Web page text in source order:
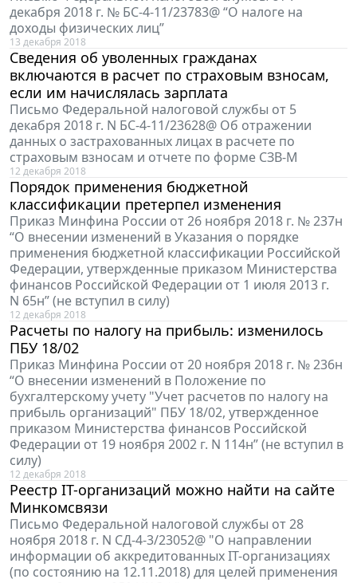
декабря 2018 г. № БС-4-11/23783@ “О налоге на
доходы физических лиц”
13 декабря 2018
Сведения об уволенных гражданах
включаются в расчет по страховым взносам,
если им начислялась зарплата
Письмо Федеральной налоговой службы от 5
декабря 2018 г. N БС-4-11/23628@ Об отражении
данных о застрахованных лицах в расчете по
страховым взносам и отчете по форме СЗВ-М
12 декабря 2018
Порядок применения бюджетной
классификации претерпел изменения
Приказ Минфина России от 26 ноября 2018 г. № 237н
“О внесении изменений в Указания о порядке
применения бюджетной классификации Российской
Федерации, утвержденные приказом Министерства
финансов Российской Федерации от 1 июля 2013 г.
N 65н” (не вступил в силу)
12 декабря 2018
Расчеты по налогу на прибыль: изменилось
ПБУ 18/02
Приказ Минфина России от 20 ноября 2018 г. № 236н
“О внесении изменений в Положение по
бухгалтерскому учету "Учет расчетов по налогу на
прибыль организаций" ПБУ 18/02, утвержденное
приказом Министерства финансов Российской
Федерации от 19 ноября 2002 г. N 114н” (не вступил в
силу)
12 декабря 2018
Реестр IT-организаций можно найти на сайте
Минкомсвязи
Письмо Федеральной налоговой службы от 28
ноября 2018 г. N СД-4-3/23052@ "О направлении
информации об аккредитованных IT-организациях
(по состоянию на 12.11.2018) для целей применения